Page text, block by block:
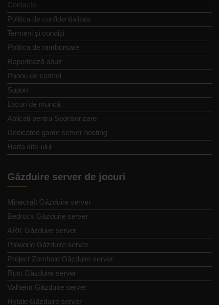
Contacte
Politica de confidențialitate
Termeni și condiții
Politica de rambursare
Raportează abuz
Panou de control
Suport
Locuri de muncă
Aplicați pentru Sponsorizare
Dedicated game server hosting
Harta site-ului
Găzduire server de jocuri
Minecraft Găzduire server
Bedrock Găzduire server
ARK Găzduire server
Palworld Găzduire server
Project Zomboid Găzduire server
Rust Găzduire server
Valheim Găzduire server
Hytale Găzduire server